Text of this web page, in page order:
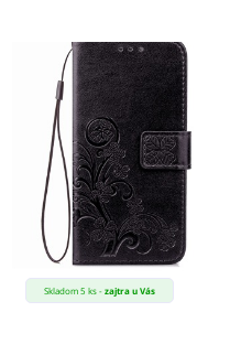
Skladom 5 ks -zajtra u Vás